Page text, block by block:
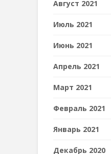
Август 2021
Июль 2021
Июнь 2021
Апрель 2021
Март 2021
Февраль 2021
Январь 2021
Декабрь 2020